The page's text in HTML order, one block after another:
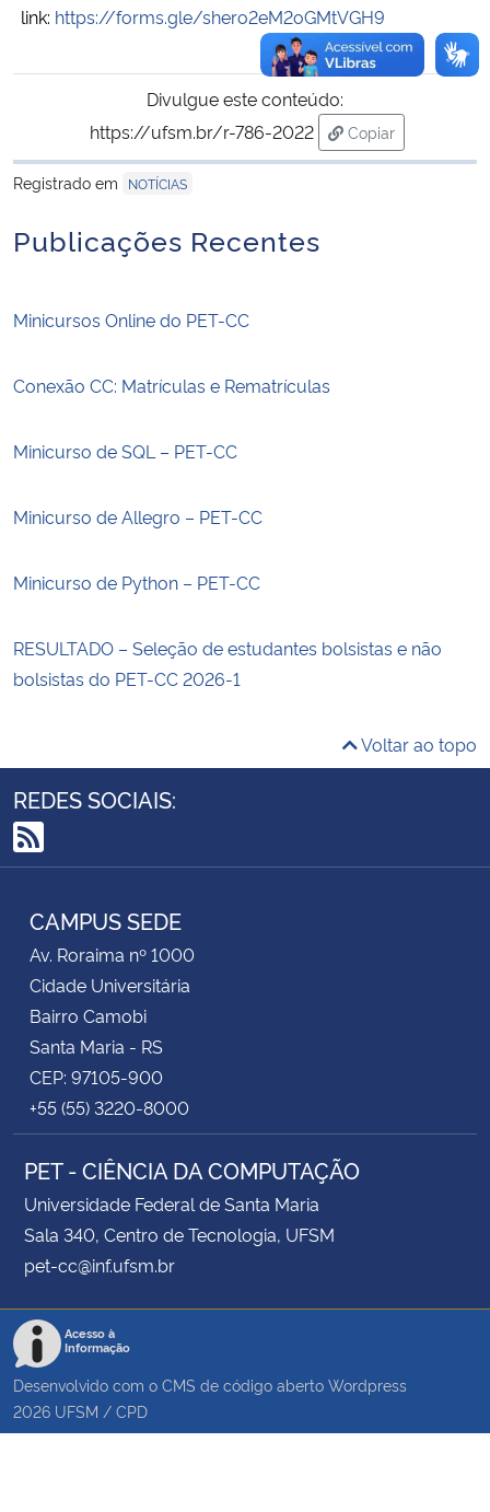
link: https://forms.gle/shero2eM2oGMtVGH9
Divulgue este conteúdo:
https://ufsm.br/r-786-2022
Copiar
para área de
Registrado em
NOTÍCIAS
Publicações Recentes
Minicursos Online do PET-CC
Conexão CC: Matrículas e Rematrículas
Minicurso de SQL – PET-CC
Minicurso de Allegro – PET-CC
Minicurso de Python – PET-CC
RESULTADO – Seleção de estudantes bolsistas e não
bolsistas do PET-CC 2026-1
Voltar ao topo
REDES SOCIAIS:
RSS
CAMPUS SEDE
Av. Roraima nº 1000
Cidade Universitária
Bairro Camobi
Santa Maria - RS
CEP: 97105-900
+55 (55) 3220-8000
PET - CIÊNCIA DA COMPUTAÇÃO
Universidade Federal de Santa Maria
Sala 340, Centro de Tecnologia, UFSM
pet-cc@inf.ufsm.br
Acesso à
Informação
Desenvolvido com o CMS de código aberto Wordpress
2026 UFSM / CPD